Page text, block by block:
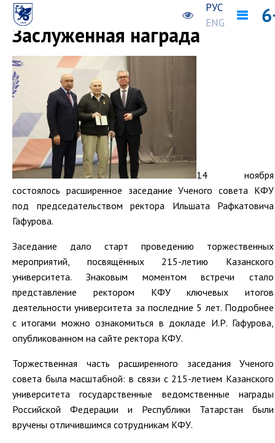
Предыдущая новость Следующая новость
РУС
ENG
Заслуженная награда
14 ноября
состоялось расширенное заседание Ученого совета КФУ
под председательством ректора Ильшата Рафкатовича
Гафурова.
Заседание дало старт проведению торжественных
мероприятий, посвящённых 215-летию Казанского
университета. Знаковым моментом встречи стало
представление ректором КФУ ключевых итогов
деятельности университета за последние 5 лет. Подробнее
с итогами можно ознакомиться в докладе И.Р. Гафурова,
опубликованном на сайте ректора КФУ.
Торжественная часть расширенного заседания Ученого
совета была масштабной: в связи с 215-летием Казанского
университета государственные ведомственные награды
Российской Федерации и Республики Татарстан были
вручены отличившимся сотрудникам КФУ.